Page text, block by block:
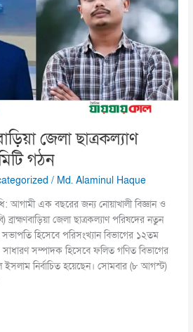
জেলা ছাত্রকল্যাণ
গঠন
/ Md. Alaminul Haque
আগামী এক বছরের জন্য নোয়াখালী বিজ্ঞান ও
ব্রাহ্মণবাড়িয়া জেলা ছাত্রকল্যাণ পরিষদের নতুন
হিসেবে পরিসংখ্যান বিভাগের ১২তম
ও সাধারণ সম্পাদক হিসেবে ফলিত গণিত বিভাগের
ইসলাম নির্বাচিত হয়েছেন। সোমবার (৮ আগস্ট)